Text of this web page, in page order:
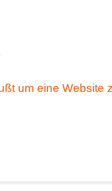
um eine Website